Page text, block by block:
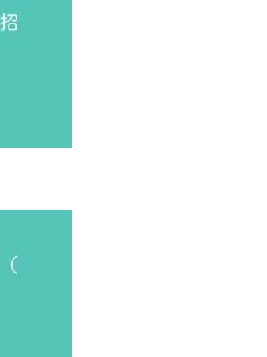
数线的考生中，执行山西省该类专业的投
总分从高分到低分录取；文化成绩总分相
按照定向县（区）生源优先原则，先录取
准。
分到低分排序进行录取。投档成绩相同时，
高分到低分排序进行录取。投档成绩相同时
生录取相关规定执行。
。